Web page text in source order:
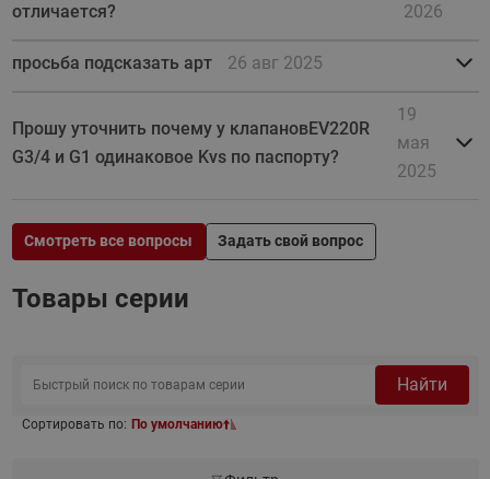
отличается?
2026
просьба подсказать арт 26 авг 2025
Прошу уточнить почему у клапановEV220R
G3/4 и G1 одинаковое Kvs по паспорту?
19
мая
2025
Смотреть все вопросы Задать свой вопрос
Товары серии
Найти
Сортировать по: По умолчанию